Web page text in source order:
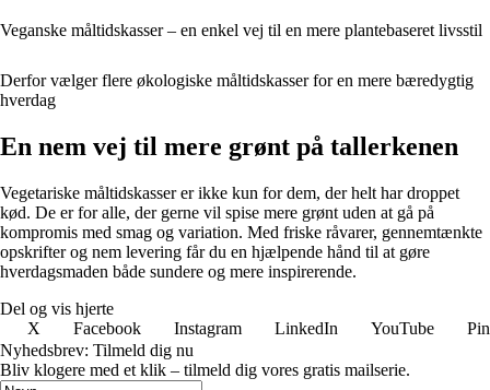
Veganske måltidskasser – en enkel vej til en mere plantebaseret livsstil
Derfor vælger flere økologiske måltidskasser for en mere bæredygtig
hverdag
En nem vej til mere grønt på tallerkenen
Vegetariske måltidskasser er ikke kun for dem, der helt har droppet
kød. De er for alle, der gerne vil spise mere grønt uden at gå på
kompromis med smag og variation. Med friske råvarer, gennemtænkte
opskrifter og nem levering får du en hjælpende hånd til at gøre
hverdagsmaden både sundere og mere inspirerende.
Del og vis hjerte
X
Facebook Instagram LinkedIn YouTube
Nyhedsbrev: Tilmeld dig nu
Bliv klogere med et klik – tilmeld dig vores gratis mailserie.